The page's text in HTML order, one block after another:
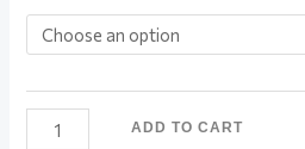
ADD TO CART